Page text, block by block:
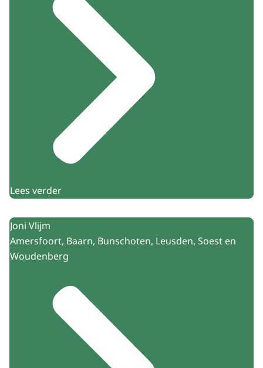
Lees verder
Joni Vlijm
Amersfoort, Baarn, Bunschoten, Leusden, Soest en
Woudenberg